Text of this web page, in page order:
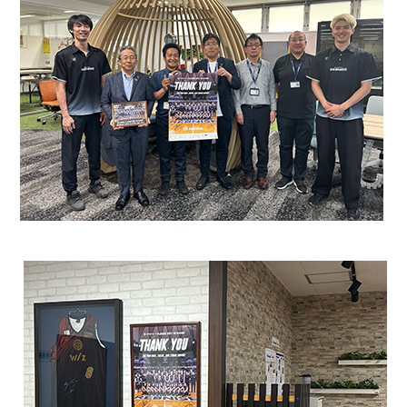
お知らせアクセスお問い合わせ
サイトポリシーサイトマップ